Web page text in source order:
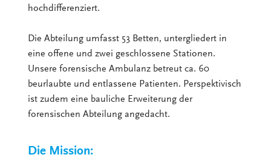
hochdifferenziert.
Die Abteilung umfasst 53 Betten, untergliedert in
eine offene und zwei geschlossene Stationen.
Unsere forensische Ambulanz betreut ca. 60
beurlaubte und entlassene Patienten. Perspektivisch
ist zudem eine bauliche Erweiterung der
forensischen Abteilung angedacht.
Die Mission: